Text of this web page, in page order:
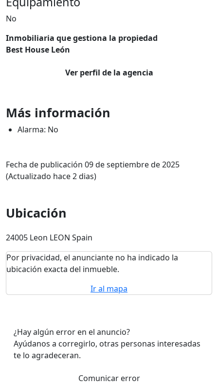
No
Inmobiliaria que gestiona la propiedad
Best House León
Ver perfil de la agencia
Más información
Alarma: No
Fecha de publicación 09 de septiembre de 2025
(Actualizado hace 2 dias)
Ubicación
24005 Leon LEON Spain
Por privacidad, el anunciante no ha indicado la
ubicación exacta del inmueble.
Ir al mapa
¿Hay algún error en el anuncio?
Ayúdanos a corregirlo, otras personas interesadas
te lo agradeceran.
Comunicar error